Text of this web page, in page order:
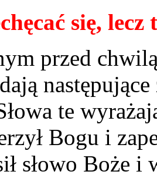
się,
przed
te
Bogu i
słowo Boże i